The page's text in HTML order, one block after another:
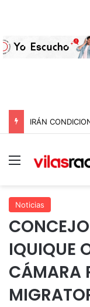
Menú
Noticias
IQUIQUE
CÁMARA